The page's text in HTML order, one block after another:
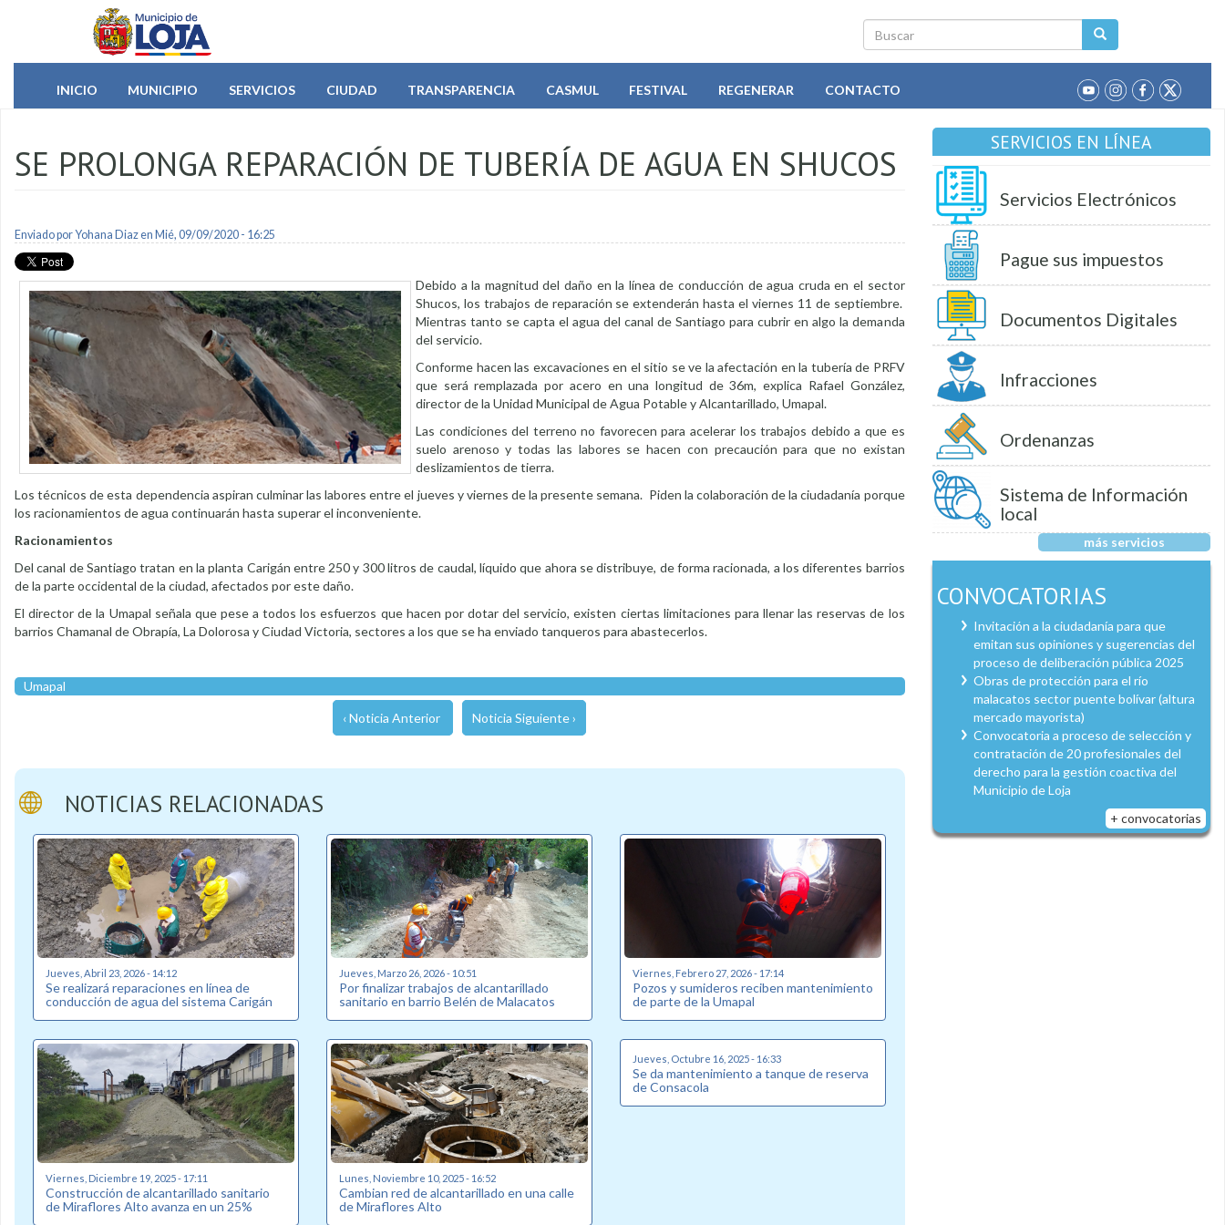
Pasar al contenido principal
Buscar
INICIO
MUNICIPIO SERVICIOS CIUDAD TRANSPARENCIA CASMUL FESTIVAL REGENERAR CONTACTO
SE PROLONGA REPARACIÓN DE TUBERÍA DE AGUA EN SHUCOS
Enviado porYohana Diazen Mié, 09/09/2020 - 16:25
Debido a la magnitud del daño en la línea de conducción de agua cruda en el sector
Shucos, los trabajos de reparación se extenderán hasta el viernes 11 de septiembre.
Mientras tanto se capta el agua del canal de Santiago para cubrir en algo la demanda
del servicio.
Conforme hacen las excavaciones en el sitio se ve la afectación en la tubería de PRFV
que será remplazada por acero en una longitud de 36m, explica Rafael González,
director de la Unidad Municipal de Agua Potable y Alcantarillado, Umapal.
Las condiciones del terreno no favorecen para acelerar los trabajos debido a que es
suelo arenoso y todas las labores se hacen con precaución para que no existan
deslizamientos de tierra.
Los técnicos de esta dependencia aspiran culminar las labores entre el jueves y viernes de la presente semana. Piden la colaboración de la ciudadanía porque
los racionamientos de agua continuarán hasta superar el inconveniente.
Racionamientos
Del canal de Santiago tratan en la planta Carigán entre 250 y 300 litros de caudal, líquido que ahora se distribuye, de forma racionada, a los diferentes barrios
de la parte occidental de la ciudad, afectados por este daño.
El director de la Umapal señala que pese a todos los esfuerzos que hacen por dotar del servicio, existen ciertas limitaciones para llenar las reservas de los
barrios Chamanal de Obrapía, La Dolorosa y Ciudad Victoria, sectores a los que se ha enviado tanqueros para abastecerlos.
Umapal
‹ Noticia Anterior Noticia Siguiente ›
NOTICIAS RELACIONADAS
Jueves, Abril 23, 2026 - 14:12
Se realizará reparaciones en línea de
conducción de agua del sistema Carigán
Jueves, Marzo 26, 2026 - 10:51
Por finalizar trabajos de alcantarillado
sanitario en barrio Belén de Malacatos
Viernes, Febrero 27, 2026 - 17:14
Pozos y sumideros reciben mantenimiento
de parte de la Umapal
Viernes, Diciembre 19, 2025 - 17:11
Construcción de alcantarillado sanitario
de Miraflores Alto avanza en un 25%
Lunes, Noviembre 10, 2025 - 16:52
Cambian red de alcantarillado en una calle
de Miraflores Alto
Jueves, Octubre 16, 2025 - 16:33
Se da mantenimiento a tanque de reserva
de Consacola
SERVICIOS EN LÍNEA
Servicios Electrónicos
Pague sus impuestos
Documentos Digitales
Infracciones
Ordenanzas
Sistema de Información
local
más servicios
CONVOCATORIAS
Invitación a la ciudadanía para que
emitan sus opiniones y sugerencias del
proceso de deliberación pública 2025
Obras de protección para el río
malacatos sector puente bolívar (altura
mercado mayorista)
Convocatoria a proceso de selección y
contratación de 20 profesionales del
derecho para la gestión coactiva del
Municipio de Loja
+ convocatorias